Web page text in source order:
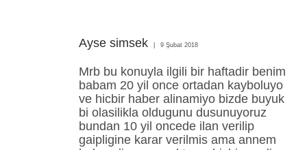
Ayse simsek 9 Şubat 2018
Mrb bu konuyla ilgili bir haftadir benim
babam 20 yil once ortadan kayboluyo
ve hicbir haber alinamiyo bizde buyuk
bi olasilikla oldugunu dusunuyoruz
bundan 10 yil oncede ilan verilip
gaipligine karar verilmis ama annem